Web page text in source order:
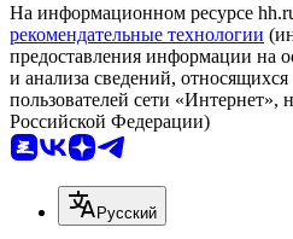
На информационном ресурсе
рекомендательные технологии
предоставления информации на
и анализа сведений,
пользователей сети «Интернет»,
Российской Федерации)
Русский